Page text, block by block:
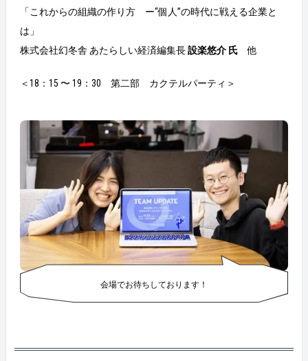
「これからの組織の作り方 ー“個人”の時代に戦える企業と
は」
株式会社幻冬舎 あたらしい経済編集長設楽悠介 氏他
＜18：15 〜 19：30 第二部 カクテルパーティ＞
会場でお待ちしております！